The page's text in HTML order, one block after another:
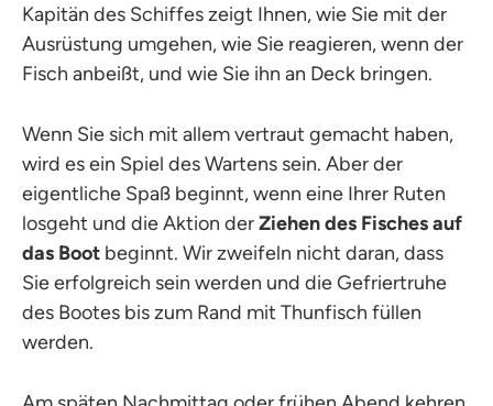
Kapitän des Schiffes zeigt Ihnen, wie Sie mit der
Ausrüstung umgehen, wie Sie reagieren, wenn der
Fisch anbeißt, und wie Sie ihn an Deck bringen.
Wenn Sie sich mit allem vertraut gemacht haben,
wird es ein Spiel des Wartens sein. Aber der
eigentliche Spaß beginnt, wenn eine Ihrer Ruten
losgeht und die Aktion derZiehen des Fisches auf
das Boot beginnt. Wir zweifeln nicht daran, dass
Sie erfolgreich sein werden und die Gefriertruhe
des Bootes bis zum Rand mit Thunfisch füllen
werden.